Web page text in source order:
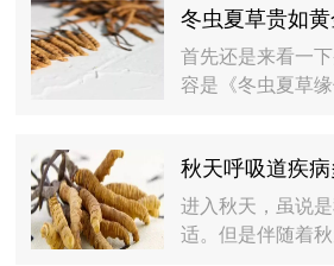
首先还是来看一
容是《冬虫夏草
进入秋天，虽说
适。但是伴随着